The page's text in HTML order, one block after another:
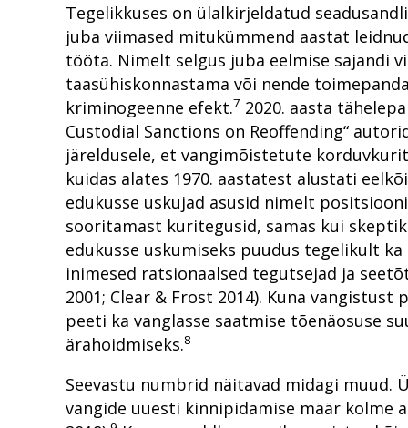
Tegelikkuses on ülalkirjeldatud
juba viimased mitukümmend aastat
tööta. Nimelt selgus juba eelmise sajandi
taasühiskonnastama või nende
kriminogeenne efekt.7 2020. aasta
Custodial Sanctions on Reoffending“
järeldusele, et vangimõistetute
kuidas alates 1970. aastatest alustati
edukusse uskujad asusid nimelt
sooritamast kuritegusid, samas kui
edukusse uskumiseks puudus tegelikult
inimesed ratsionaalsed tegutsejad ja
2001; Clear & Frost 2014). Kuna
peeti ka vanglasse saatmise tõenäosuse
ärahoidmiseks.8
Seevastu numbrid näitavad midagi muud.
vangide uuesti kinnipidamise määr kolme